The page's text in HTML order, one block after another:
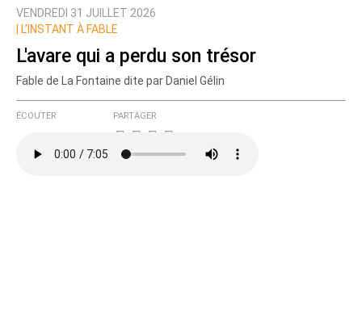
VENDREDI 31 JUILLET 2026
L’INSTANT À FABLE
L'avare qui a perdu son trésor
Fable de La Fontaine dite par Daniel Gélin
ÉCOUTER PARTAGER